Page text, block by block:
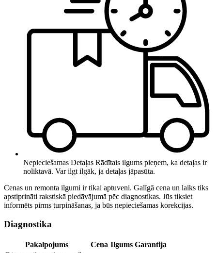
Nepieciešamas Detaļas Rādītais ilgums pieņem, ka detaļas ir
noliktavā. Var ilgt ilgāk, ja detaļas jāpasūta.
Cenas un remonta ilgumi ir tikai aptuveni. Galīgā cena un laiks tiks
apstiprināti rakstiskā piedāvājumā pēc diagnostikas. Jūs tiksiet
informēts pirms turpināšanas, ja būs nepieciešamas korekcijas.
Diagnostika
Pakalpojums Cena Ilgums Garantija